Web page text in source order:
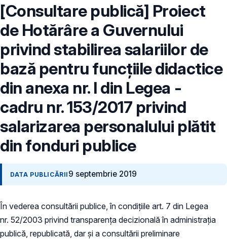
[Consultare publică] Proiect
de Hotărâre a Guvernului
privind stabilirea salariilor de
bază pentru funcţiile didactice
din anexa nr. I din Legea -
cadru nr. 153/2017 privind
salarizarea personalului plătit
din fonduri publice
DATA PUBLICĂRII 9 septembrie 2019
În vederea consultării publice, în condiţiile art. 7 din Legea
nr. 52/2003 privind transparenţa decizională în administraţia
publică, republicată, dar și a consultării preliminare